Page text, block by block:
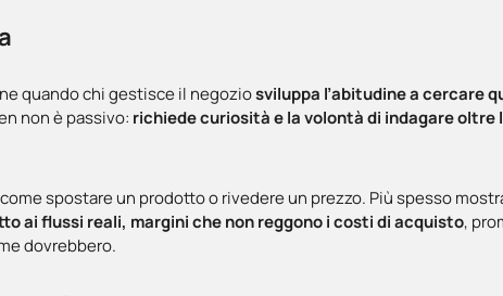
quando chi gestisce il negoziosviluppa l’abitudine a cercare
non è passivo: richiede curiosità e la volontà di indagare oltre
spostare un prodotto o rivedere un prezzo. Più spesso
ai flussi reali, margini che non reggono i costi di acquisto,
dovrebbero.